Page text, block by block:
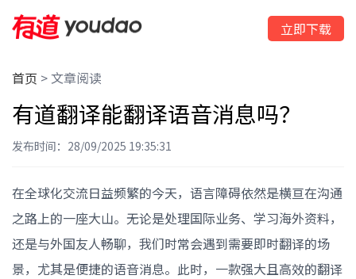
立即下载
首页 >文章阅读
有道翻译能翻译语音消息吗？
发布时间：28/09/2025 19:35:31
在全球化交流日益频繁的今天，语言障碍依然是横亘在沟通
之路上的一座大山。无论是处理国际业务、学习海外资料，
还是与外国友人畅聊，我们时常会遇到需要即时翻译的场
景，尤其是便捷的语音消息。此时，一款强大且高效的翻译